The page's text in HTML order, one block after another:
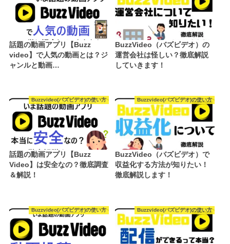
話題の動画アプリ【Buzz
video】で人気の動画とは？ジ
ャンルと動画…
BuzzVideo（バズビデオ）の
運営会社は怪しい？徹底解説
していきます！
Buzzvideo(バズビデオ)の使い方
話題の動画アプリ【Buzz
Video】は安全なの？徹底調査
＆解説！
Buzzvideo(バズビデオ)の使い方
BuzzVideo（バズビデオ）で
収益化する方法が知りたい！
徹底解説します！
Buzzvideo(バズビデオ)の使い方 Buzzvideo(バズビデオ)の使い方